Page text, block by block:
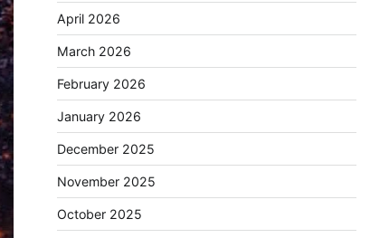
April 2026
March 2026
February 2026
January 2026
December 2025
November 2025
October 2025